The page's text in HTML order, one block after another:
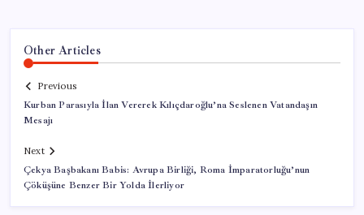
Other Articles
Previous
Kurban Parasıyla İlan Vererek Kılıçdaroğlu’na Seslenen Vatandaşın
Mesajı
Next
Çekya Başbakanı Babis: Avrupa Birliği, Roma İmparatorluğu’nun
Çöküşüne Benzer Bir Yolda İlerliyor